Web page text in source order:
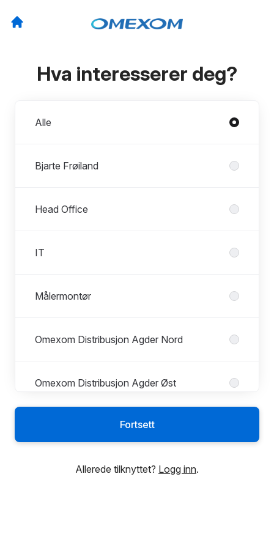
Hva interesserer deg?
Alle
Bjarte Frøiland
Head Office
IT
Målermontør
Omexom Distribusjon Agder Nord
Omexom Distribusjon Agder Øst
Omexom Distribusjon Kristiansand
Omexom Distribution Agder West
Fortsett
Allerede tilknyttet? Logg inn.